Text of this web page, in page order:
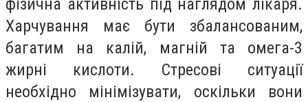
фізична активність під наглядом лікаря.
Харчування має бути збалансованим,
багатим на калій, магній та омега-3
жирні кислоти. Стресові ситуації
необхідно мінімізувати, оскільки вони